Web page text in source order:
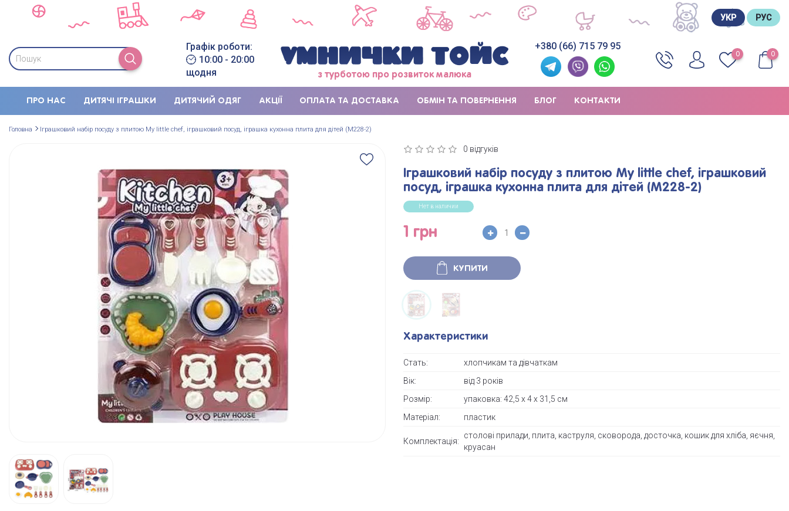
УКР РУС
Графік роботи:
10:00 - 20:00
щодня
з турботою про розвиток малюка
+380 (66) 715 79 95
0 0
ПРО НАС ДИТЯЧІ ІГРАШКИ ДИТЯЧИЙ ОДЯГ АКЦІЇ ОПЛАТА ТА ДОСТАВКА ОБМІН ТА ПОВЕРНЕННЯ БЛОГ КОНТАКТИ
Головна Іграшковий набір посуду з плитою My little chef, іграшковий посуд, іграшка кухонна плита для дітей (M228-2)
0 відгуків
Іграшковий набір посуду з плитою My little chef, іграшковий
посуд, іграшка кухонна плита для дітей (M228-2)
Нет в наличии
1 грн
КУПИТИ
Характеристики
Стать:
хлопчикам та дівчаткам
Вік:
від 3 років
Розмір:
упаковка: 42,5 x 4 x 31,5 см
Матеріал:
пластик
Комплектація:
столові прилади, плита, каструля, сковорода, досточка, кошик для хліба, яєчня,
круасан